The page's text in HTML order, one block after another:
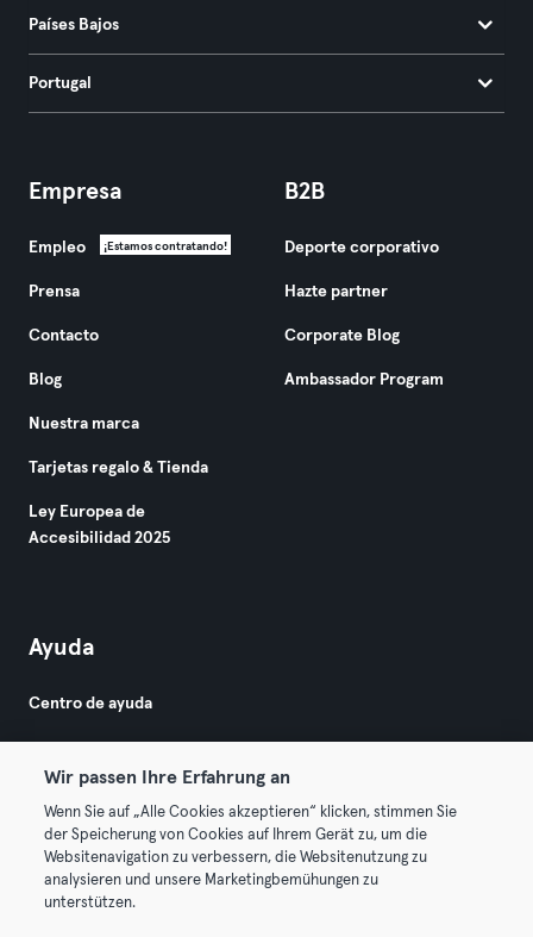
Países Bajos
Portugal
Empresa
Empleo ¡Estamos contratando!
Prensa
Contacto
Blog
Nuestra marca
Tarjetas regalo & Tienda
Ley Europea de
Accesibilidad 2025
B2B
Deporte corporativo
Hazte partner
Corporate Blog
Ambassador Program
Ayuda
Centro de ayuda
© 2026 Urban Sports Group GmbH. All rights reserved.
Términos y condiciones
Wir passen Ihre Erfahrung an
Wenn Sie auf „Alle Cookies akzeptieren“ klicken, stimmen Sie
der Speicherung von Cookies auf Ihrem Gerät zu, um die
Websitenavigation zu verbessern, die Websitenutzung zu
analysieren und unsere Marketingbemühungen zu
unterstützen.